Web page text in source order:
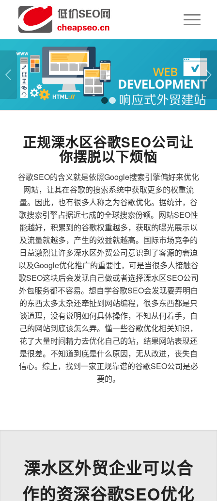
下一页
1 2
正规溧水区谷歌SEO公司让
你摆脱以下烦恼
谷歌SEO的含义就是依照Google搜索引擎偏好来优化
网站，让其在谷歌的搜索系统中获取更多的权重流
量。因此，也有很多人称之为谷歌优化。据统计，谷
歌搜索引擎占据近七成的全球搜索份额。网站SEO性
能越好，积累到的谷歌权重越多，获取的曝光展示以
及流量就越多，产生的效益就越高。国际市场竞争的
日益激烈让许多溧水区外贸公司意识到了客源的窘迫
以及Google优化推广的重要性，可是当很多人接触谷
歌SEO这块后会发现自己做或者选择溧水区SEO公司
外包服务都不容易。想自学谷歌SEO会发现要弄明白
的东西太多太杂还牵扯到网站编程，很多东西都是只
谈道理，没有说明如何具体操作，不知从何着手，自
己的网站到底该怎么弄。懂一些谷歌优化相关知识，
花了大量时间精力去优化自己的站，结果网站表现还
是很差。不知道到底是什么原因，无从改进，丧失自
信心。综上，找到一家正规靠谱的谷歌SEO公司是必
要的。
溧水区外贸企业可以合
作的资深谷歌SEO优化